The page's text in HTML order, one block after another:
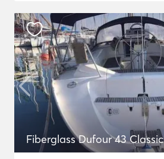
Fiberglass Dufour 43 Classic